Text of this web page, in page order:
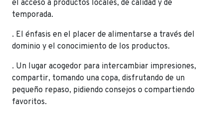
el acceso a productos locales, de calidad y de
temporada.
. El énfasis en el placer de alimentarse a través del
dominio y el conocimiento de los productos.
. Un lugar acogedor para intercambiar impresiones,
compartir, tomando una copa, disfrutando de un
pequeño repaso, pidiendo consejos o compartiendo
favoritos.